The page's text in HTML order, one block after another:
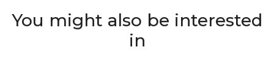
You might also be interested
in